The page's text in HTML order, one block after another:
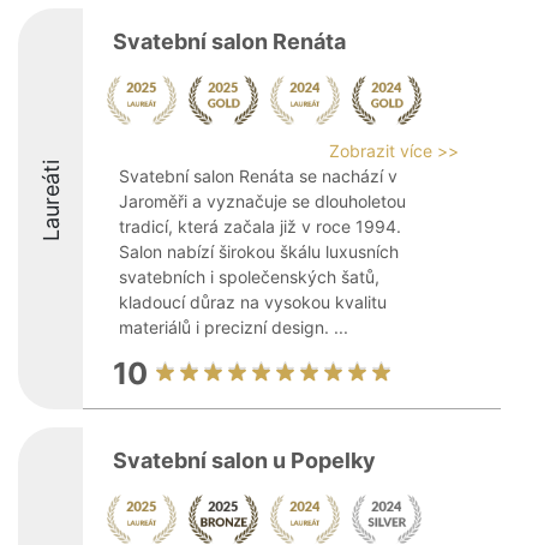
Laureáti
Svatební salon Renáta
Zobrazit více >>
Svatební salon Renáta se nachází v
Jaroměři a vyznačuje se dlouholetou
tradicí, která začala již v roce 1994.
Salon nabízí širokou škálu luxusních
svatebních i společenských šatů,
kladoucí důraz na vysokou kvalitu
materiálů i precizní design. ...
10
Svatební salon u Popelky